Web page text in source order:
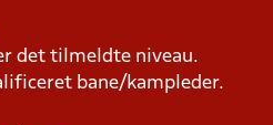
det tilmeldte niveau.
bane/kampleder.